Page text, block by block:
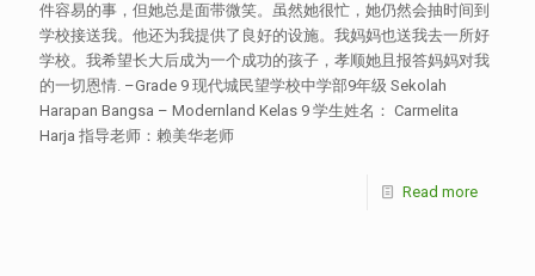
件容易的事，但她总是面带微笑。虽然她很忙，她仍然会抽时间到
学校接送我。他还为我提供了良好的设施。我妈妈也送我去一所好
学校。我希望长大后成为一个成功的孩子，孝顺她且报答妈妈对我
的一切恩情. –Grade 9 现代城民望学校中学部9年级 Sekolah
Harapan Bangsa – Modernland Kelas 9 学生姓名： Carmelita
Harja 指导老师：赖美华老师
Read more